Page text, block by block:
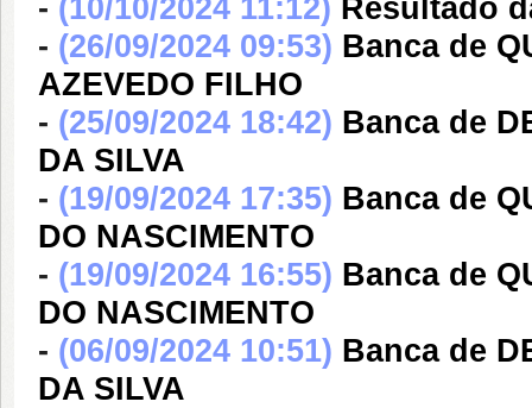
- (10/10/2024 11:12) Resultado
- (26/09/2024 09:53) Banca de
AZEVEDO FILHO
- (25/09/2024 18:42) Banca de
DA SILVA
- (19/09/2024 17:35) Banca de
DO NASCIMENTO
- (19/09/2024 16:55) Banca de
DO NASCIMENTO
- (06/09/2024 10:51) Banca de
DA SILVA